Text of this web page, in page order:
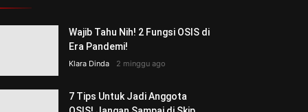
Wajib Tahu Nih! 2 Fungsi OSIS di
Era Pandemi!
Klara Dinda 2 minggu ago
7 Tips Untuk Jadi Anggota